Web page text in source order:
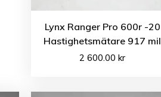
Lynx Ranger Pro 600r -20
Hastighetsmätare 917 mil
2 600.00kr